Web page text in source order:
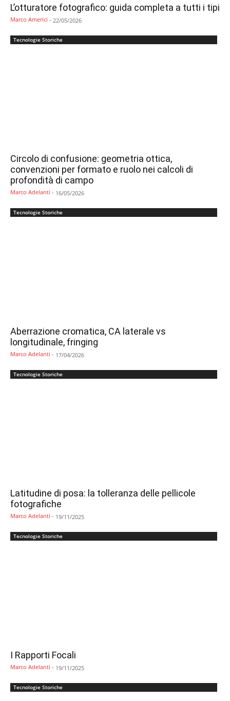
L’otturatore fotografico: guida completa a tutti i tipi
Marco Americi - 22/05/2026
Tecnologie Storiche
Circolo di confusione: geometria ottica,
convenzioni per formato e ruolo nei calcoli di
profondità di campo
Marco Adelanti - 16/05/2026
Tecnologie Storiche
Aberrazione cromatica, CA laterale vs
longitudinale, fringing
Marco Adelanti - 17/04/2026
Tecnologie Storiche
Latitudine di posa: la tolleranza delle pellicole
fotografiche
Marco Adelanti - 19/11/2025
Tecnologie Storiche
I Rapporti Focali
Marco Adelanti - 19/11/2025
Tecnologie Storiche